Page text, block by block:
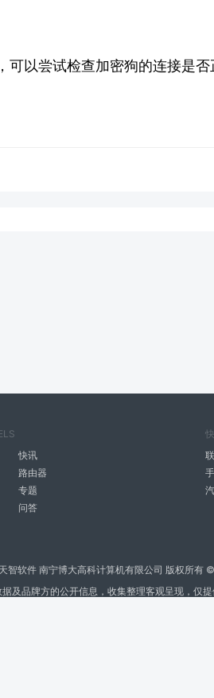
可以尝试检查加密狗的连接是
快讯
路由器
专题
问答
天智软件 南宁博大高科计算机有限公司 版权所有 ©
及品牌方的公开信息，收集整理客观呈现，仅